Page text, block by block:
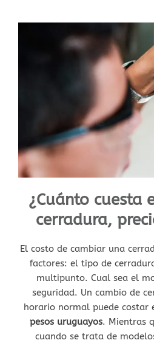
¿Cuánto cuesta
cerradura,
El costo de cambiar una
factores: el tipo de
multipunto. Cual sea el
seguridad. Un cambio de
horario normal puede costar
pesos uruguayos. Mientras
cuando se trata de